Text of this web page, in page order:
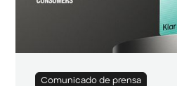
Comunicado de prensa